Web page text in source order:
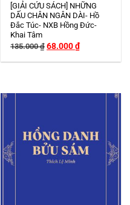
[GIẢI CỨU SÁCH] NHỮNG
DẤU CHÂN NGÂN DÀI- Hồ
Đắc Túc- NXB Hồng Đức-
Khai Tâm
135.000₫Giá
gốc
là:
68.000₫Giá
hiện
tại